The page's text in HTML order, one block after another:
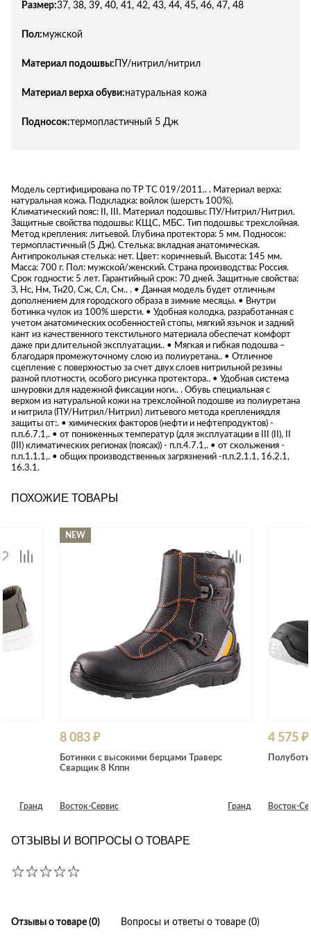
Размер:37, 38, 39, 40, 41, 42, 43, 44, 45, 46, 47, 48
Пол:мужской
Материал подошвы: ПУ/нитрил/нитрил
Материал верха обуви:натуральная кожа
Подносок:термопластичный 5 Дж
Модель сертифицирована по ТР ТС 019/2011.. . Материал верха:
натуральная кожа. Подкладка: войлок (шерсть 100%).
Климатический пояс: II, III. Материал подошвы: ПУ/Нитрил/Нитрил.
Защитные свойства подошвы: КЩС, МБС. Тип подошвы: трехслойная.
Метод крепления: литьевой. Глубина протектора: 5 мм. Подносок:
термопластичный (5 Дж). Стелька: вкладная анатомическая.
Антипрокольная стелька: нет. Цвет: коричневый. Высота: 145 мм.
Масса: 700 г. Пол: мужской/женский. Страна производства: Россия.
Срок годности: 5 лет. Гарантийный срок: 70 дней. Защитные свойства:
З, Нс, Нм, Тн20, Сж, Сл, См.. . • Данная модель будет отличным
дополнением для городского образа в зимние месяцы. • Внутри
ботинка чулок из 100% шерсти. • Удобная колодка, разработанная с
учетом анатомических особенностей стопы, мягкий язычок и задний
кант из качественного текстильного материала обеспечат комфорт
даже при длительной эксплуатации.. • Мягкая и гибкая подошва –
благодаря промежуточному слою из полиуретана.. • Отличное
сцепление с поверхностью за счет двух слоев нитрильной резины
разной плотности, особого рисунка протектора.. • Удобная система
шнуровки для надежной фиксации ноги.. . Обувь специальная с
верхом из натуральной кожи на трехслойной подошве из полиуретана
и нитрила (ПУ/Нитрил/Нитрил) литьевого метода креплениядля
защиты от:. • химических факторов (нефти и нефтепродуктов) -
п.п.6.7.1,. • от пониженных температур (для эксплуатации в III (II), II
(III) климатических регионах (поясах)) - п.п.4.7.1,. • от скольжения -
п.п.1.1.1,. • общих производственных загрязнений -п.п.2.1.1, 16.2.1,
16.3.1.
ПОХОЖИЕ ТОВАРЫ
Гранд
NEW
8 083 ₽
Ботинки с высокими берцами Траверс
Сварщик 8 Кппн
Восток-Сервис Гранд
4 575 ₽
Восток-
ОТЗЫВЫ И ВОПРОСЫ О ТОВАРЕ
Отзывы о товаре (0) Вопросы и ответы о товаре (0)